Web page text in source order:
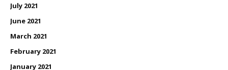
July 2021
June 2021
March 2021
February 2021
January 2021